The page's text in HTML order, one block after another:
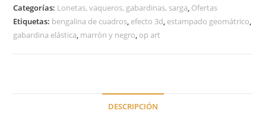
Categorías: Lonetas, vaqueros, gabardinas, sarga, Ofertas
Etiquetas: bengalina de cuadros, efecto 3d, estampado geomátrico,
gabardina elástica, marrón y negro, op art
DESCRIPCIÓN